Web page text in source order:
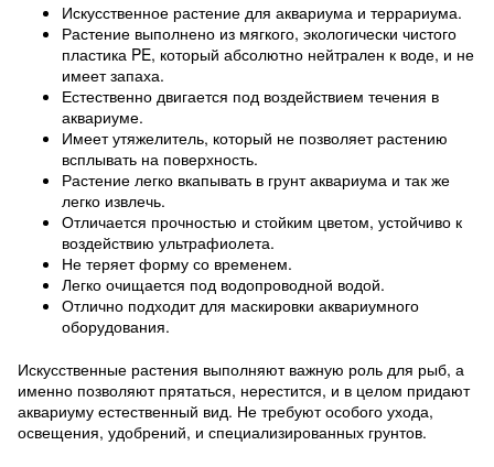
Искусственное растение для аквариума и террариума.
Растение выполнено из мягкого, экологически чистого
пластика PE, который абсолютно нейтрален к воде, и не
имеет запаха.
Естественно двигается под воздействием течения в
аквариуме.
Имеет утяжелитель, который не позволяет растению
всплывать на поверхность.
Растение легко вкапывать в грунт аквариума и так же
легко извлечь.
Отличается прочностью и стойким цветом, устойчиво к
воздействию ультрафиолета.
Не теряет форму со временем.
Легко очищается под водопроводной водой.
Отлично подходит для маскировки аквариумного
оборудования.
Искусственные растения выполняют важную роль для рыб, а
именно позволяют прятаться, нерестится, и в целом придают
аквариуму естественный вид. Не требуют особого ухода,
освещения, удобрений, и специализированных грунтов.